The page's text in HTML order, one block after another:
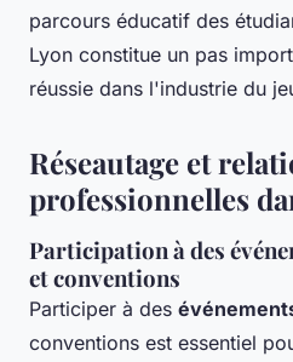
parcours éducatif des
Lyon constitue un pas
réussie dans l'industrie du
Réseautage et
professionnelles
Participation à des
et conventions
Participer à des
conventions est essentiel